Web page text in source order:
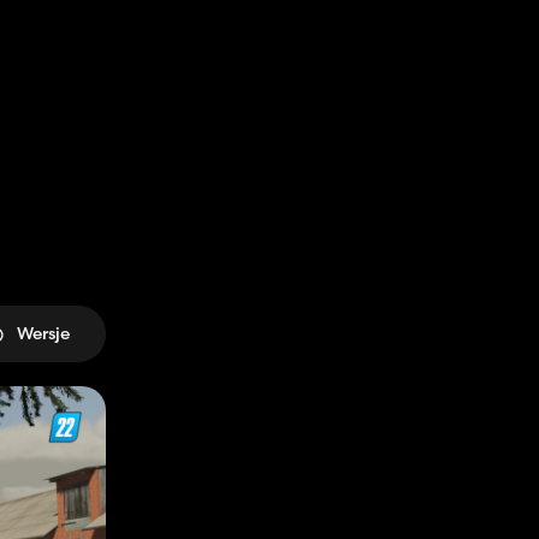
Wersje